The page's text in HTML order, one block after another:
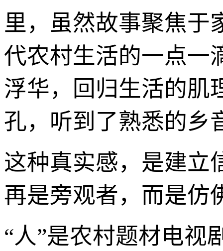
里，虽然故事聚焦于
代农村生活的一点一
浮华，回归生活的肌
孔，听到了熟悉的乡
这种真实感，是建立
再是旁观者，而是仿
“人”是农村题材电视